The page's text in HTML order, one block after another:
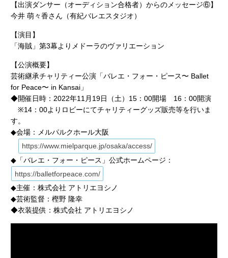
【出演ダンサー（オーディション合格者）からのメッセージ⑥】
今井 萌々香さん（有紀バレエスタジオ）
【演目】
「海賊」第3幕よりメドーラのヴァリエーション
【公演概要】
芸術継承チャリティー公演「バレエ・フォー・ピース〜 Ballet
for Peace〜 in Kansai」
◆開催日時：2022年11月19日（土）15：00開場 16：00開演
※14：00よりロビーにてチャリティーグッズ販売等を行いま
す。
◆会場：メルパルクホール大阪
https://www.mielparque.jp/osaka/access/
◆「バレエ・フォー・ピース」公式ホームページ：
https://balletforpeace.com/
◆主催：株式会社 アトリエヨシノ
◆芸術監督：樫野 隆幸
◆衣装提供：株式会社 アトリエヨシノ